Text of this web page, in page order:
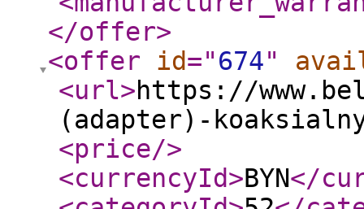
</offer>
<offer
id="674"
<url>https://
(adapter)-
<price/>
<currencyId>BYN</